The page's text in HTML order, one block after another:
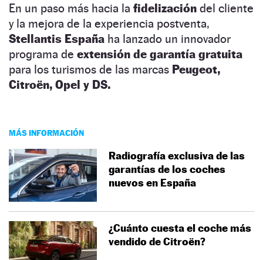
En un paso más hacia la fidelización del cliente
y la mejora de la experiencia postventa,
Stellantis España ha lanzado un innovador
programa de extensión de garantía gratuita
para los turismos de las marcas Peugeot,
Citroën, Opel y DS.
MÁS INFORMACIÓN
Radiografía exclusiva de las
garantías de los coches
nuevos en España
¿Cuánto cuesta el coche más
vendido de Citroën?